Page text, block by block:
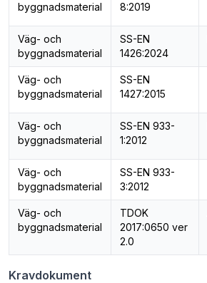
byggnadsmaterial
8:2019
Väg- och
byggnadsmaterial
SS-EN
1426:2024
Väg- och
byggnadsmaterial
SS-EN
1427:2015
Väg- och
byggnadsmaterial
SS-EN 933-
1:2012
Väg- och
byggnadsmaterial
SS-EN 933-
3:2012
Väg- och
byggnadsmaterial
TDOK
2017:0650 ver
2.0
Kravdokument